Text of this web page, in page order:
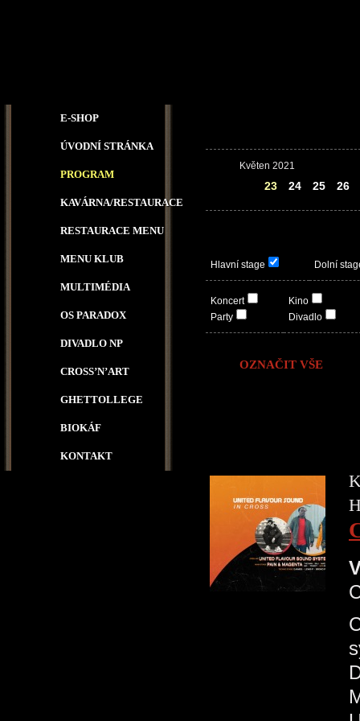
E-SHOP
ÚVODNÍ STRÁNKA
PROGRAM
KAVÁRNA/RESTAURACE
RESTAURACE MENU
MENU KLUB
MULTIMÉDIA
OS PARADOX
DIVADLO NP
CROSS’N’ART
GHETTOLLEGE
BIOKÁF
KONTAKT
Květen 2021
23 24 25 26
Hlavní stage Dolní
Koncert
Party
Kino
Divadlo
OZNAČIT VŠE